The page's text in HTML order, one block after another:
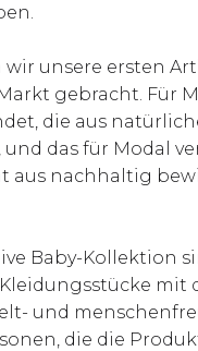
wir unsere ersten
gebracht. Für
die aus
das für Modal
aus nachhaltig
Baby-Kollektion
mit
und
die die